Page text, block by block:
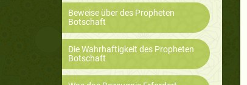
Beweise über des Propheten
Botschaft
Die Wahrhaftigkeit des Propheten
Botschaft